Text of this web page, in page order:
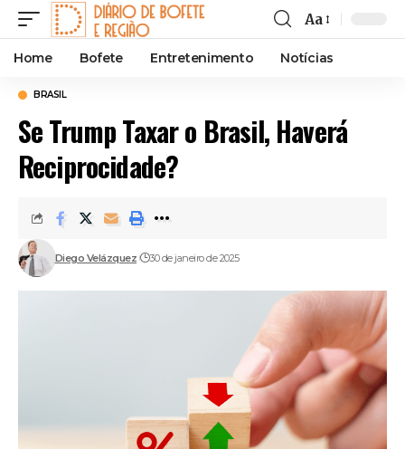
Font
Resizer
Aa
Home Bofete Entretenimento Notícias
BRASIL
Se Trump Taxar o Brasil, Haverá
Reciprocidade?
Diego Velázquez 30 de janeiro de 2025